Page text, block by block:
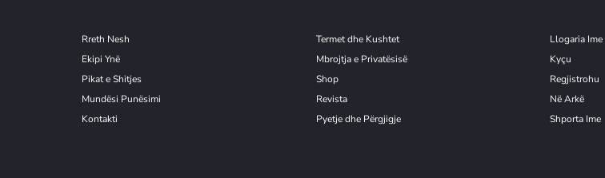
Rreth Nesh
Ekipi Ynë
Pikat e Shitjes
Mundësi Punësimi
Kontakti
Termet dhe Kushtet
Mbrojtja e Privatësisë
Shop
Revista
Pyetje dhe Përgjigje
Llogaria Ime
Kyçu
Regjistrohu
Në Arkë
Shporta Ime